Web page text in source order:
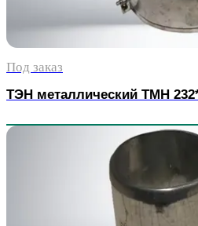
Под заказ
ТЭН металлический TMH